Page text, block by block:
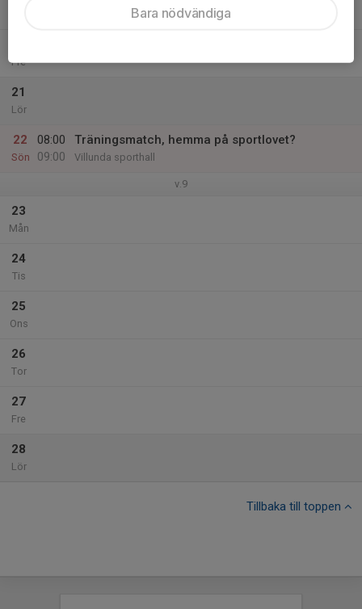
Fre
21
Lör
22
Sön
08:00
09:00
Träningsmatch, hemma på sportlovet?
Villunda sporthall
v.9
23
Mån
24
Tis
25
Ons
26
Tor
27
Fre
28
Lör
Tillbaka till toppen
Bara nödvändiga